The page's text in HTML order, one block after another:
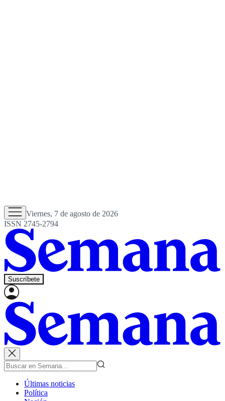
Viernes, 7 de agosto de 2026
ISSN 2745-2794
Suscríbete
Últimas noticias
Política